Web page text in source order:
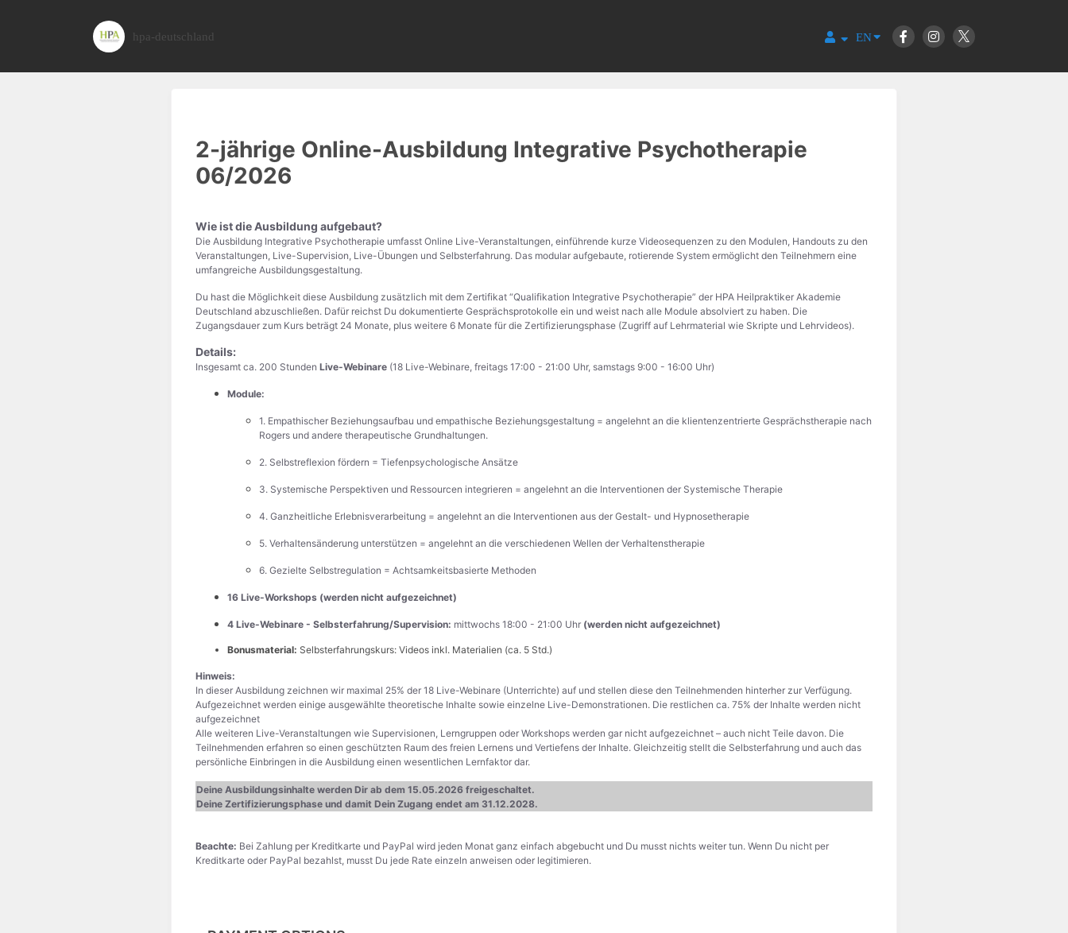
hpa-deutschland EN
2-jährige Online-Ausbildung Integrative Psychotherapie
06/2026
Wie ist die Ausbildung aufgebaut?
Die Ausbildung Integrative Psychotherapie umfasst Online Live-Veranstaltungen, einführende kurze Videosequenzen zu den Modulen, Handouts zu den
Veranstaltungen, Live-Supervision, Live-Übungen und Selbsterfahrung. Das modular aufgebaute, rotierende System ermöglicht den Teilnehmern eine
umfangreiche Ausbildungsgestaltung.
Du hast die Möglichkeit diese Ausbildung zusätzlich mit dem Zertifikat “Qualifikation Integrative Psychotherapie” der HPA Heilpraktiker Akademie
Deutschland abzuschließen. Dafür reichst Du dokumentierte Gesprächsprotokolle ein und weist nach alle Module absolviert zu haben. Die
Zugangsdauer zum Kurs beträgt 24 Monate, plus weitere 6 Monate für die Zertifizierungsphase (Zugriff auf Lehrmaterial wie Skripte und Lehrvideos).
Details:
Insgesamt ca. 200 Stunden Live-Webinare (18 Live-Webinare, freitags 17:00 - 21:00 Uhr, samstags 9:00 - 16:00 Uhr)
Module:
1. Empathischer Beziehungsaufbau und empathische Beziehungsgestaltung = angelehnt an die klientenzentrierte Gesprächstherapie nach
Rogers und andere therapeutische Grundhaltungen.
2. Selbstreflexion fördern = Tiefenpsychologische Ansätze
3. Systemische Perspektiven und Ressourcen integrieren = angelehnt an die Interventionen der Systemische Therapie
4. Ganzheitliche Erlebnisverarbeitung = angelehnt an die Interventionen aus der Gestalt- und Hypnosetherapie
5. Verhaltensänderung unterstützen = angelehnt an die verschiedenen Wellen der Verhaltenstherapie
6. Gezielte Selbstregulation = Achtsamkeitsbasierte Methoden
16 Live-Workshops (werden nicht aufgezeichnet)
4 Live-Webinare - Selbsterfahrung/Supervision: mittwochs 18:00 - 21:00 Uhr (werden nicht aufgezeichnet)
Bonusmaterial: Selbsterfahrungskurs: Videos inkl. Materialien (ca. 5 Std.)
Hinweis:
In dieser Ausbildung zeichnen wir maximal 25% der 18 Live-Webinare (Unterrichte) auf und stellen diese den Teilnehmenden hinterher zur Verfügung.
Aufgezeichnet werden einige ausgewählte theoretische Inhalte sowie einzelne Live-Demonstrationen. Die restlichen ca. 75% der Inhalte werden nicht
aufgezeichnet
Alle weiteren Live-Veranstaltungen wie Supervisionen, Lerngruppen oder Workshops werden gar nicht aufgezeichnet – auch nicht Teile davon. Die
Teilnehmenden erfahren so einen geschützten Raum des freien Lernens und Vertiefens der Inhalte. Gleichzeitig stellt die Selbsterfahrung und auch das
persönliche Einbringen in die Ausbildung einen wesentlichen Lernfaktor dar.
Deine Ausbildungsinhalte werden Dir ab dem 15.05.2026 freigeschaltet.
Deine Zertifizierungsphase und damit Dein Zugang endet am 31.12.2028.
Beachte: Bei Zahlung per Kreditkarte und PayPal wird jeden Monat ganz einfach abgebucht und Du musst nichts weiter tun. Wenn Du nicht per
Kreditkarte oder PayPal bezahlst, musst Du jede Rate einzeln anweisen oder legitimieren.